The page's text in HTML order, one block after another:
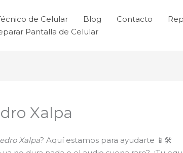
de Celular Blog Contacto
Pantalla de Celular
Xalpa
Xalpa? Aquí estamos para ayudarte 📱🛠️